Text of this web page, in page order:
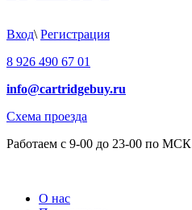
Вход\ Регистрация
8 926 490 67 01
info@cartridgebuy.ru
Схема проезда
Работаем с 9-00 до 23-00 по МСК
О нас